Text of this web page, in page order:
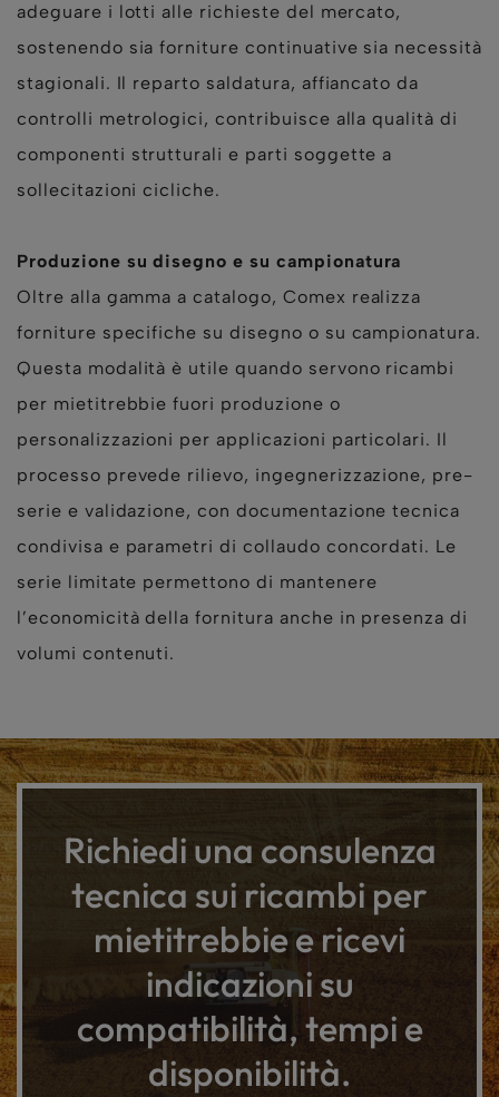
adeguare i lotti alle richieste del mercato,
sostenendo sia forniture continuative sia necessità
stagionali. Il reparto saldatura, affiancato da
controlli metrologici, contribuisce alla qualità di
componenti strutturali e parti soggette a
sollecitazioni cicliche.
Produzione su disegno e su campionatura
Oltre alla gamma a catalogo, Comex realizza
forniture specifiche su disegno o su campionatura.
Questa modalità è utile quando servono ricambi
per mietitrebbie fuori produzione o
personalizzazioni per applicazioni particolari. Il
processo prevede rilievo, ingegnerizzazione, pre-
serie e validazione, con documentazione tecnica
condivisa e parametri di collaudo concordati. Le
serie limitate permettono di mantenere
l’economicità della fornitura anche in presenza di
volumi contenuti.
Richiedi una consulenza
tecnica sui ricambi per
mietitrebbie e ricevi
indicazioni su
compatibilità, tempi e
disponibilità.